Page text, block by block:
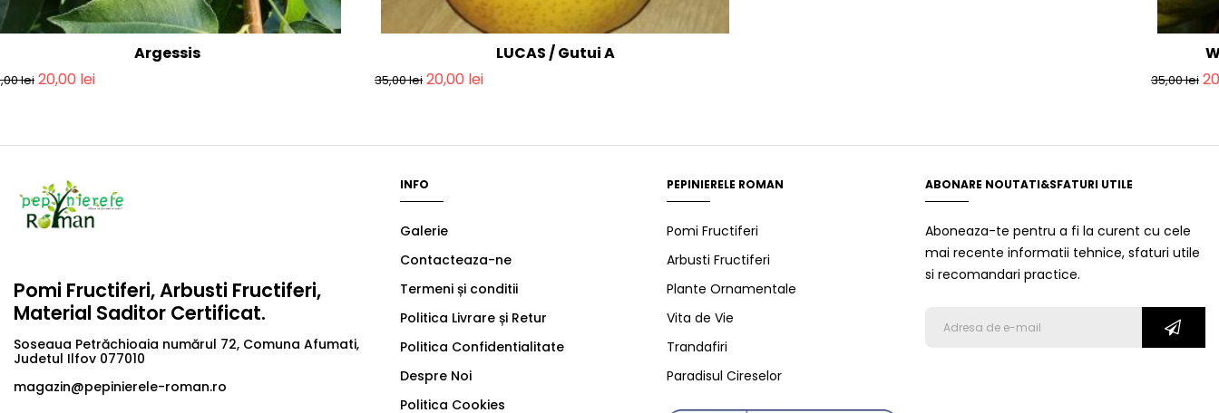
Argessis
lei 20,00 lei
LUCAS / Gutui A
35,00lei 20,00 lei 35,00lei
Pomi Fructiferi, Arbusti Fructiferi,
Material Saditor Certificat.
Soseaua Petrăchioaia numărul 72, Comuna Afumati,
Judetul Ilfov 077010
magazin@pepinierele-roman.ro
INFO
Galerie
Contacteaza-ne
Termeni și conditii
Politica Livrare și Retur
Politica Confidentialitate
Despre Noi
Politica Cookies
PEPINIERELE ROMAN
Pomi Fructiferi
Arbusti Fructiferi
Plante Ornamentale
Vita de Vie
Trandafiri
Paradisul Cireselor
ABONARE NOUTATI&SFATURI UTILE
Aboneaza-te pentru a fi la curent cu cele
mai recente informatii tehnice, sfaturi utile
si recomandari practice.